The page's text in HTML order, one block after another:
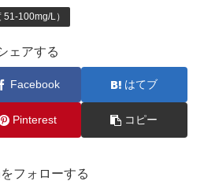
100mg/L）
ェアする
Facebook はてブ
Pinterest コピー
フォローする